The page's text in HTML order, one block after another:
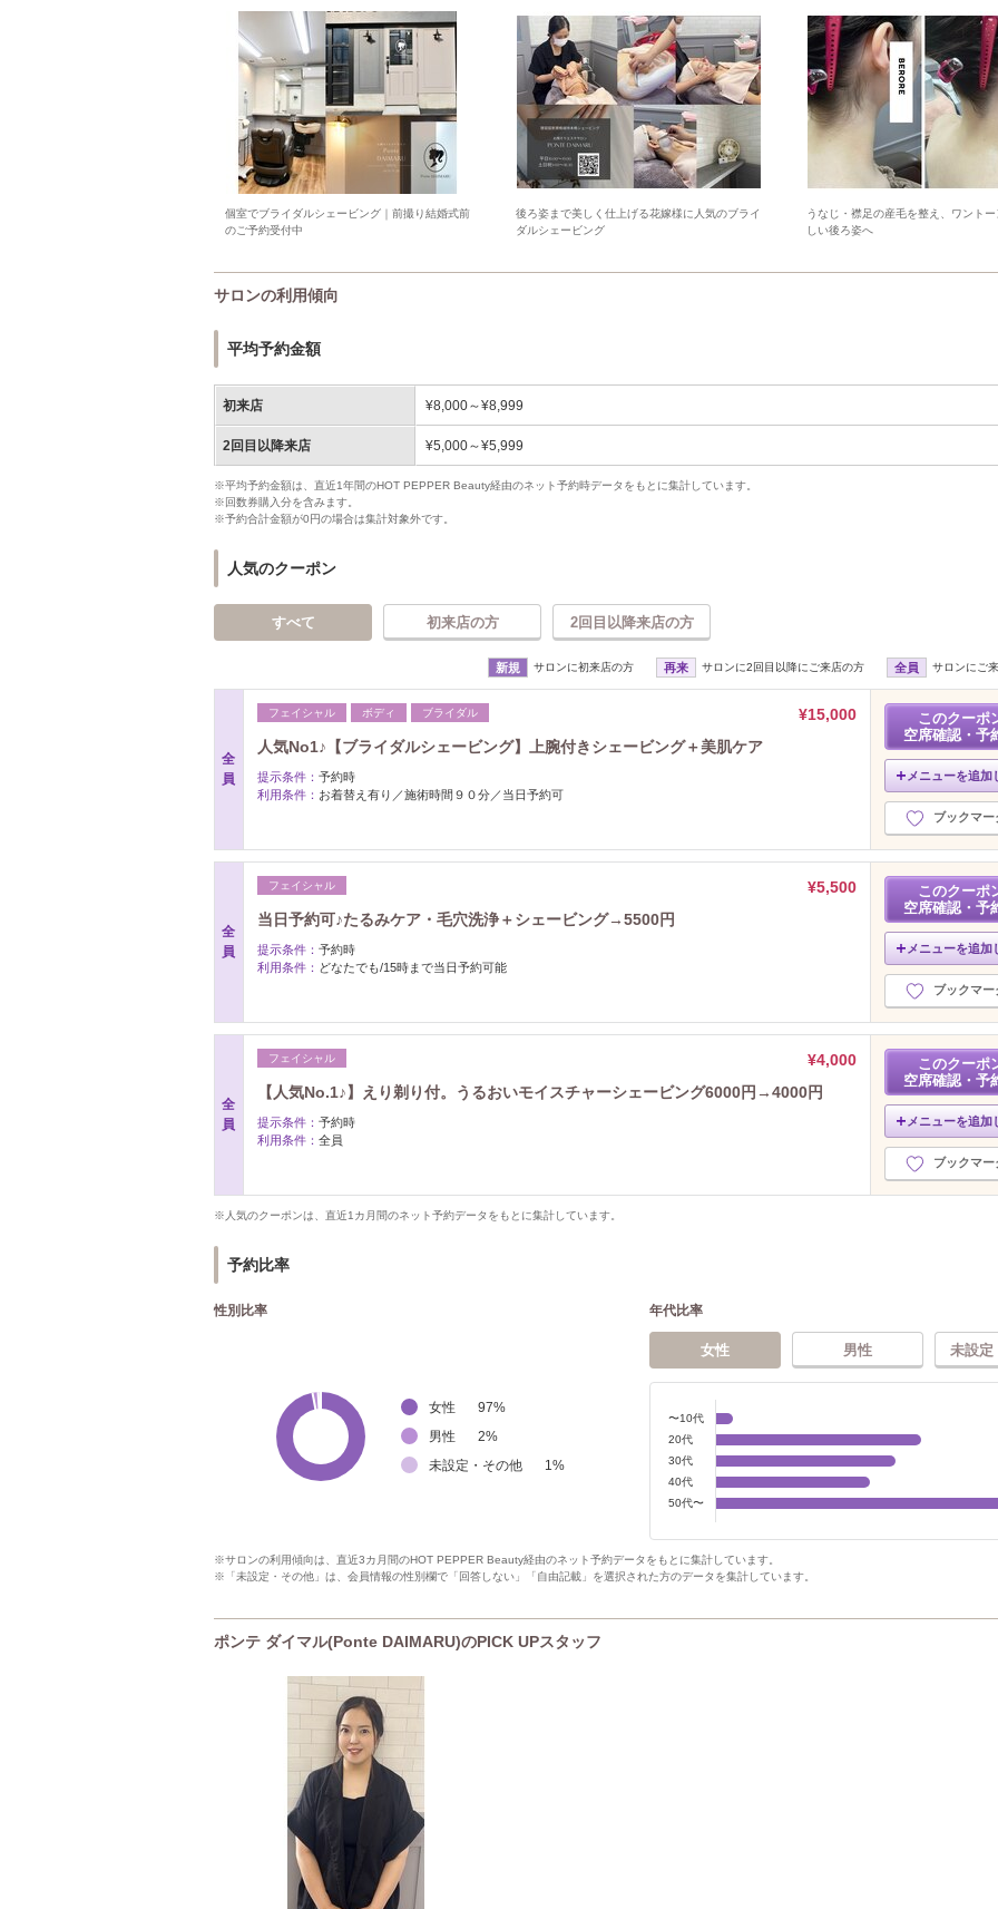
個室でブライダルシェービング｜前撮り結婚式前
のご予約受付中
後ろ姿まで美しく仕上げる花嫁様に人気のブライ
ダルシェービング
うなじ・襟足の産毛を整え、ワント
しい後ろ姿へ
サロンの利用傾向
平均予約金額
初来店 ¥8,000～¥8,999
2回目以降来店 ¥5,000～¥5,999
※平均予約金額は、直近1年間のHOT PEPPER Beauty経由のネット予約時データをもとに集計しています。
※回数券購入分を含みます。
※予約合計金額が0円の場合は集計対象外です。
人気のクーポン
すべて 初来店の方 2回目以降来店の方
新規 サロンに初来店の方 再来 サロンに2回目以降にご来店の方 全員 サロンにご
全
員
フェイシャル ボディ ブライダル
¥15,000
人気No1♪【ブライダルシェービング】上腕付きシェービング＋美肌ケア
提示条件： 予約時
利用条件： お着替え有り／施術時間９０分／当日予約可
このクーポ
空席確認・予
メニューを追加
ブックマー
全
員
フェイシャル
¥5,500
当日予約可♪たるみケア・毛穴洗浄＋シェービング→5500円
提示条件： 予約時
利用条件： どなたでも/15時まで当日予約可能
このクーポ
空席確認・予
メニューを追加
ブックマー
全
員
フェイシャル
¥4,000
【人気No.1♪】えり剃り付。うるおいモイスチャーシェービング6000円→4000円
提示条件： 予約時
利用条件： 全員
このクーポ
空席確認・予
メニューを追加
ブックマー
※人気のクーポンは、直近1カ月間のネット予約データをもとに集計しています。
予約比率
性別比率
女性 97%
男性
2%
未設定・その他
1 %
年代比率
女性 男性 未設定
〜10代
20代
30代
40代
50代〜
※サロンの利用傾向は、直近3カ月間のHOT PEPPER Beauty経由のネット予約データをもとに集計しています。
※「未設定・その他」は、会員情報の性別欄で「回答しない」「自由記載」を選択された方のデータを集計しています。
ポンテ ダイマル(Ponte DAIMARU)のPICK UPスタッフ